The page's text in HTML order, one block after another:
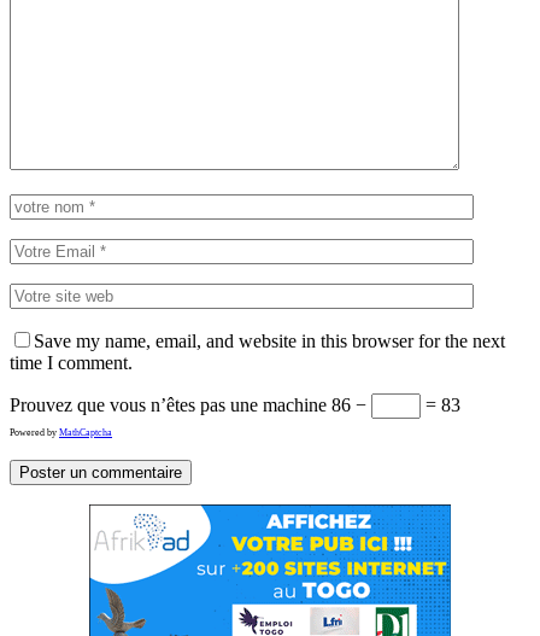
Save my name, email, and website in this browser for the next
time I comment.
Prouvez que vous n’êtes pas une machine 86 − = 83
Powered by MathCaptcha